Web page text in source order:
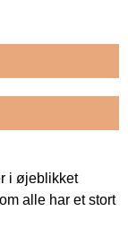
i øjeblikket
alle har et stort